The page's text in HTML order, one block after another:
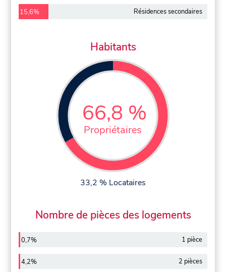
15,6% Résidences secondaires
Habitants
66,8 %
Propriétaires
33,2 % Locataires
Nombre de pièces des logements
0,7% 1 pièce
4,2% 2 pièces